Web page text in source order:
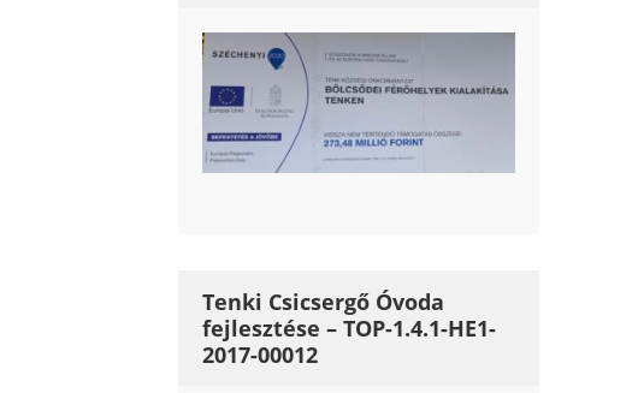
Tenki Csicsergő Óvoda
fejlesztése – TOP-1.4.1-HE1-
2017-00012